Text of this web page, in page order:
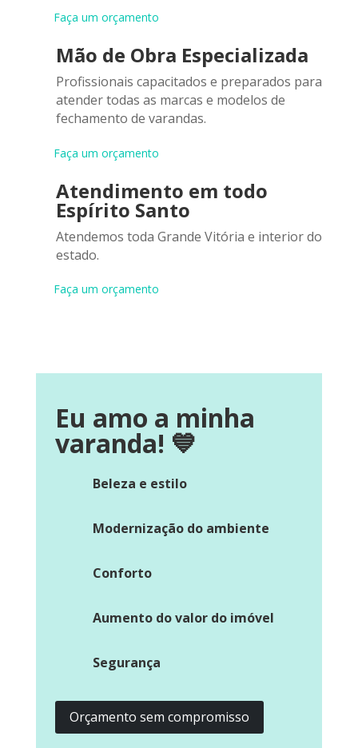
Faça um orçamento
Mão de Obra Especializada
Profissionais capacitados e preparados para
atender todas as marcas e modelos de
fechamento de varandas.
Faça um orçamento
Atendimento em todo
Espírito Santo
Atendemos toda Grande Vitória e interior do
estado.
Faça um orçamento
Eu amo a minha
varanda! 💙
Beleza e estilo
Modernização do ambiente
Conforto
Aumento do valor do imóvel
Segurança
Orçamento sem compromisso